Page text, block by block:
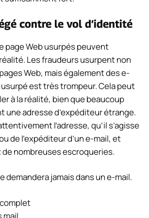
contre le vol d’identité
page Web usurpés peuvent
Les fraudeurs usurpent non
Web, mais également des e-
usurpé est très trompeur. Cela peut
à la réalité, bien que beaucoup
une adresse d’expéditeur étrange.
l’adresse, qu’il s’agisse
de l’expéditeur d’un e-mail, et
nombreuses escroqueries.
demandera jamais dans un e-mail.